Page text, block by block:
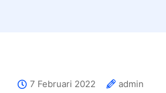
7 Februari 2022
admin